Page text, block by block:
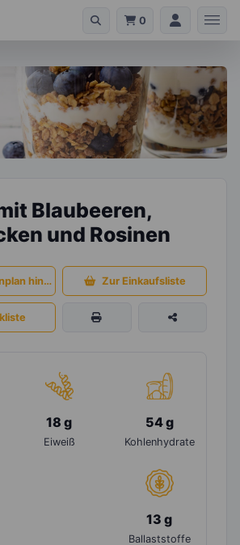
0
Blaubeeren,
und Rosinen
hinzufügen Zur Einkaufsliste
18 g
Eiweiß
54 g
Kohlenhydrate
13 g
Ballaststoffe